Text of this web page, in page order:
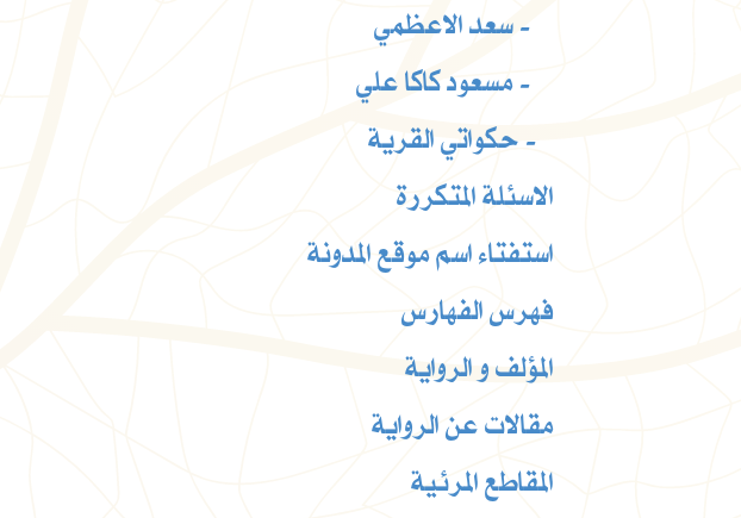
سعد الاعظمي -
مسعود كاكا علي -
حكواتي القرية -
الاسئلة المتكررة
استفتاء اسم موقع المدونة
فهرس الفهارس
المؤلف و الرواية
مقالات عن الرواية
المقاطع المرئية